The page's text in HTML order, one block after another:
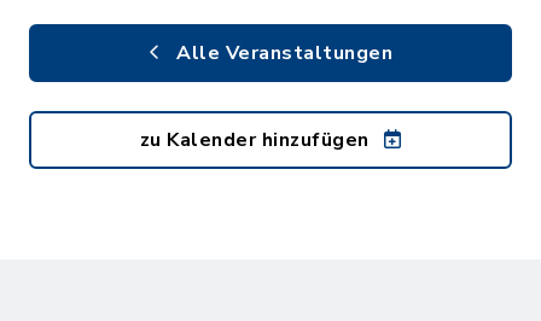
Alle Veranstaltungen
zu Kalender hinzufügen